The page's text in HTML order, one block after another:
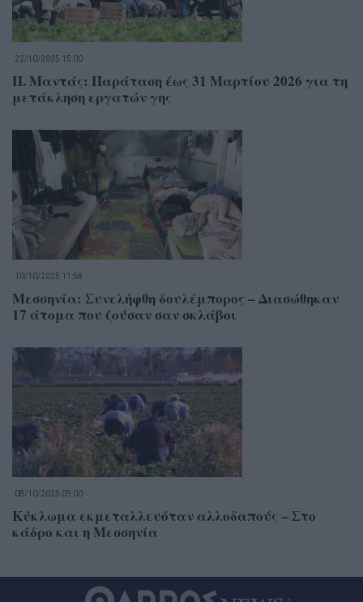
22/10/2025 15:00
Π. Μαντάς: Παράταση έως 31 Μαρτίου 2026 για τη
μετάκληση εργατών γης
10/10/2025 11:58
Μεσσηνία: Συνελήφθη δουλέμπορος – Διασώθηκαν
17 άτομα που ζούσαν σαν σκλάβοι
08/10/2025 09:00
Κύκλωμα εκμεταλλευόταν αλλοδαπούς – Στο
κάδρο και η Μεσσηνία